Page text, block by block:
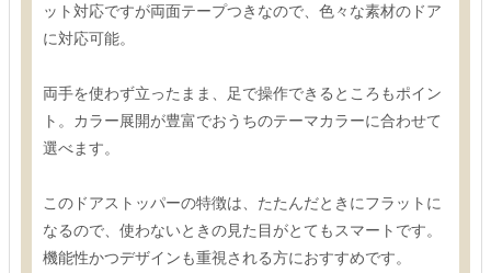
ット対応ですが両面テープつきなので、色々な素材のドア
に対応可能。
両手を使わず立ったまま、足で操作できるところもポイン
ト。カラー展開が豊富でおうちのテーマカラーに合わせて
選べます。
このドアストッパーの特徴は、たたんだときにフラットに
なるので、使わないときの見た目がとてもスマートです。
機能性かつデザインも重視される方におすすめです。